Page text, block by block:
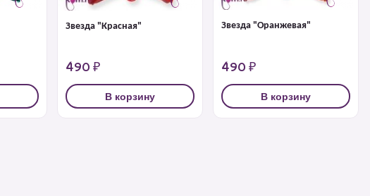
Звезда "Красная"
490 ₽
В корзину
Звезда "Оранжевая"
490 ₽
В корзину